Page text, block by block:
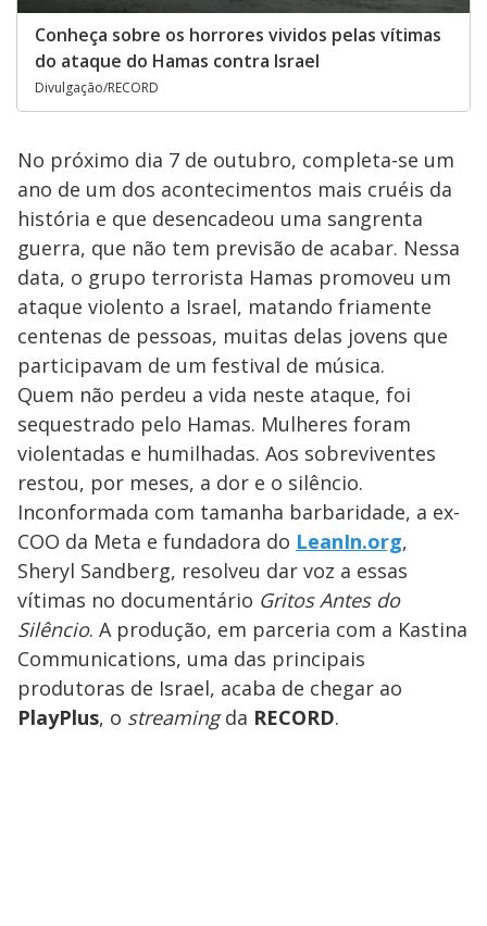
Conheça sobre os horrores vividos pelas vítimas
do ataque do Hamas contra Israel
Divulgação/RECORD
No próximo dia 7 de outubro, completa-se um
ano de um dos acontecimentos mais cruéis da
história e que desencadeou uma sangrenta
guerra, que não tem previsão de acabar. Nessa
data, o grupo terrorista Hamas promoveu um
ataque violento a Israel, matando friamente
centenas de pessoas, muitas delas jovens que
participavam de um festival de música.
Quem não perdeu a vida neste ataque, foi
sequestrado pelo Hamas. Mulheres foram
violentadas e humilhadas. Aos sobreviventes
restou, por meses, a dor e o silêncio.
Inconformada com tamanha barbaridade, a ex-
COO da Meta e fundadora do LeanIn.org,
Sheryl Sandberg, resolveu dar voz a essas
vítimas no documentário Gritos Antes do
Silêncio. A produção, em parceria com a Kastina
Communications, uma das principais
produtoras de Israel, acaba de chegar ao
PlayPlus, o streamingda RECORD.